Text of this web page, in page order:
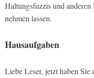
Haltungsfuzzis und
nehmen lassen.
Hausaufgaben
Liebe Leser, jetzt haben Sie